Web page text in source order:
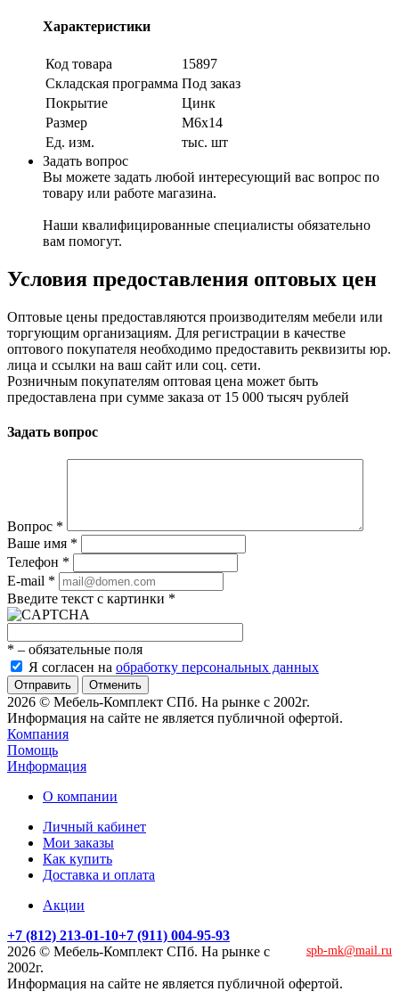
Характеристики
Код товара
15897
Складская программа Под заказ
Покрытие
Цинк
Размер
М6х14
Ед. изм.
тыс. шт
Задать вопрос
Вы можете задать любой интересующий вас вопрос по
товару или работе магазина.
Наши квалифицированные специалисты обязательно
вам помогут.
Условия предоставления оптовых цен
Оптовые цены предоставляются производителям мебели или
торгующим организациям. Для регистрации в качестве
оптового покупателя необходимо предоставить реквизиты юр.
лица и ссылки на ваш сайт или соц. сети.
Розничным покупателям оптовая цена может быть
предоставлена при сумме заказа от 15 000 тысяч рублей
Задать вопрос
Вопрос *
Ваше имя *
Телефон *
E-mail *
Введите текст с картинки *
* – обязательные поля
Я согласен на обработку персональных данных
Отменить
2026 © Мебель-Комплект СПб. На рынке с 2002г.
Информация на сайте не является публичной офертой.
Компания
Помощь
Информация
О компании
Личный кабинет
Мои заказы
Как купить
Доставка и оплата
Акции
+7 (812) 213-01-10+7 (911) 004-95-93
spb-mk@mail.ru
2026 © Мебель-Комплект СПб. На рынке с
2002г.
Информация на сайте не является публичной офертой.